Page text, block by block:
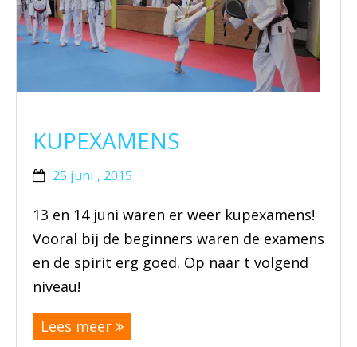
KUPEXAMENS
25 juni , 2015
13 en 14 juni waren er weer kupexamens!
Vooral bij de beginners waren de examens
en de spirit erg goed. Op naar t volgend
niveau!
Lees meer